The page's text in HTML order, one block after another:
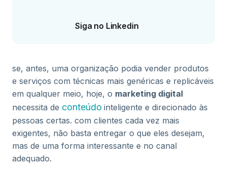
Siga no Linkedin
se, antes, uma organização podia vender produtos
e serviços com técnicas mais genéricas e replicáveis
em qualquer meio, hoje, o marketing digital
necessita de conteúdo inteligente e direcionado às
pessoas certas. com clientes cada vez mais
exigentes, não basta entregar o que eles desejam,
mas de uma forma interessante e no canal
adequado.